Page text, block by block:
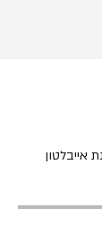
אייבלטון